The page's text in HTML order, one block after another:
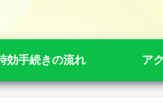
効手続きの流れ ア